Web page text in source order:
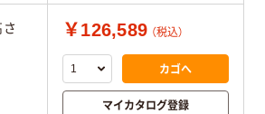
￥126,589 （税込）
カゴへ
マイカタログ登録